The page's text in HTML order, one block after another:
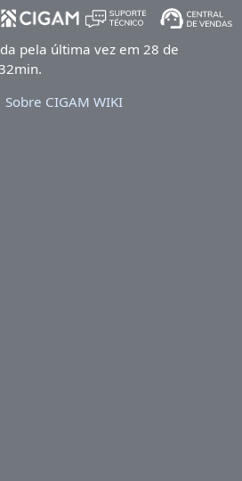
pela última vez em 28 de
Sobre CIGAM WIKI